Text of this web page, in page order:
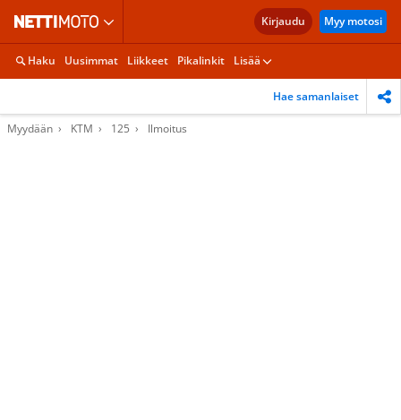
Kirjaudu Myy motosi
Haku Uusimmat Liikkeet Pikalinkit Lisää
Hae samanlaiset
Myydään KTM 125 Ilmoitus